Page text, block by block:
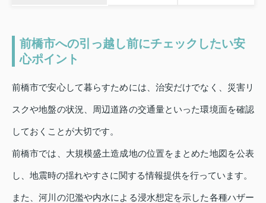
前橋市への引っ越し前にチェックしたい安
心ポイント
前橋市で安心して暮らすためには、治安だけでなく、災害リ
スクや地盤の状況、周辺道路の交通量といった環境面を確認
しておくことが大切です。
前橋市では、大規模盛土造成地の位置をまとめた地図を公表
し、地震時の揺れやすさに関する情報提供を行っています。
また、河川の氾濫や内水による浸水想定を示した各種ハザー